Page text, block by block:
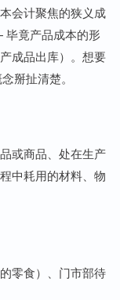
会计聚焦的狭义成
竟产品成本的形
成品出库）。想要
掰扯清楚。
或商品、处在生产
中耗用的材料、物
零食）、门市部待